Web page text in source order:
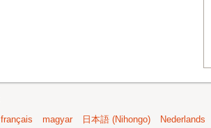
français magyar 日本語 (Nihongo) Nederlands